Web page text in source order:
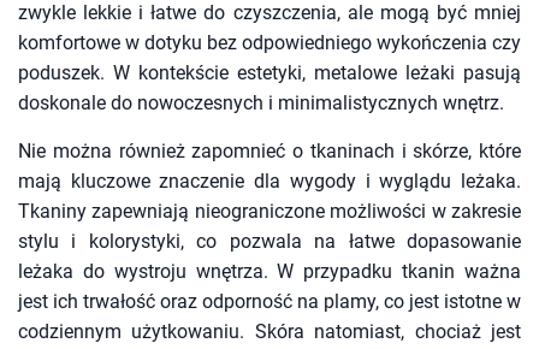
zwykle lekkie i łatwe do czyszczenia, ale mogą być mniej
komfortowe w dotyku bez odpowiedniego wykończenia czy
poduszek. W kontekście estetyki, metalowe leżaki pasują
doskonale do nowoczesnych i minimalistycznych wnętrz.
Nie można również zapomnieć o tkaninach i skórze, które
mają kluczowe znaczenie dla wygody i wyglądu leżaka.
Tkaniny zapewniają nieograniczone możliwości w zakresie
stylu i kolorystyki, co pozwala na łatwe dopasowanie
leżaka do wystroju wnętrza. W przypadku tkanin ważna
jest ich trwałość oraz odporność na plamy, co jest istotne w
codziennym użytkowaniu. Skóra natomiast, chociaż jest